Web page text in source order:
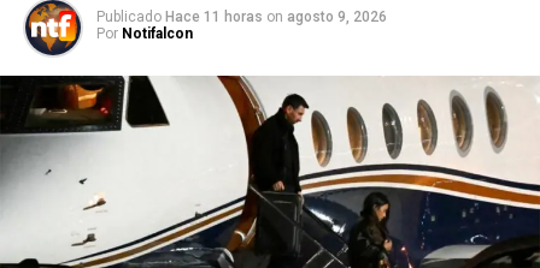
Publicado Hace 11 horas on agosto 9, 2026
Por Notifalcon